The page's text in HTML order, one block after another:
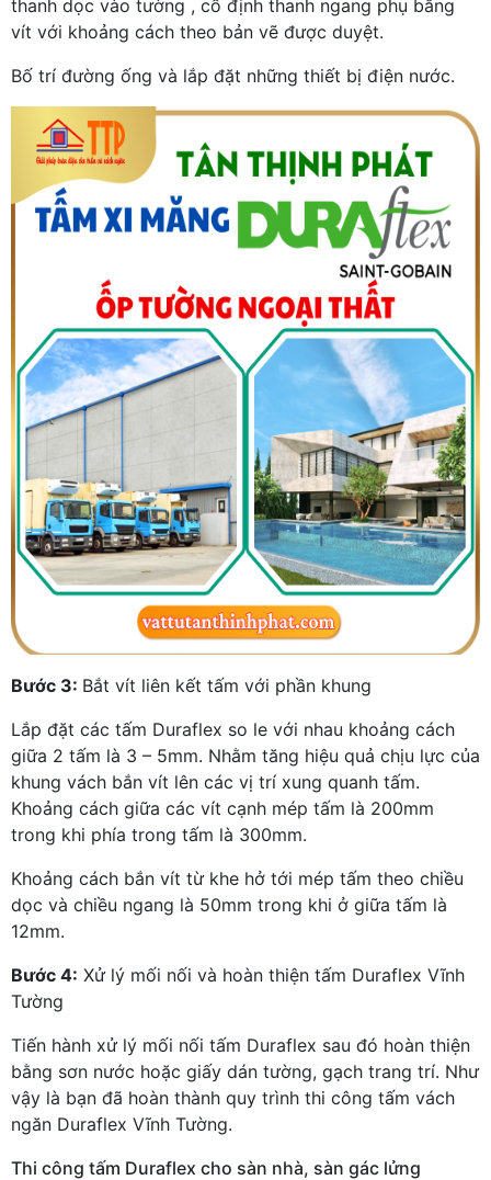
thanh dọc vào tường , cố định thanh ngang phụ bằng
vít với khoảng cách theo bản vẽ được duyệt.
Bố trí đường ống và lắp đặt những thiết bị điện nước.
Bước 3: Bắt vít liên kết tấm với phần khung
Lắp đặt các tấm Duraflex so le với nhau khoảng cách
giữa 2 tấm là 3 – 5mm. Nhằm tăng hiệu quả chịu lực của
khung vách bắn vít lên các vị trí xung quanh tấm.
Khoảng cách giữa các vít cạnh mép tấm là 200mm
trong khi phía trong tấm là 300mm.
Khoảng cách bắn vít từ khe hở tới mép tấm theo chiều
dọc và chiều ngang là 50mm trong khi ở giữa tấm là
12mm.
Bước 4: Xử lý mối nối và hoàn thiện tấm Duraflex Vĩnh
Tường
Tiến hành xử lý mối nối tấm Duraflex sau đó hoàn thiện
bằng sơn nước hoặc giấy dán tường, gạch trang trí. Như
vậy là bạn đã hoàn thành quy trình thi công tấm vách
ngăn Duraflex Vĩnh Tường.
Thi công tấm Duraflex cho sàn nhà, sàn gác lửng